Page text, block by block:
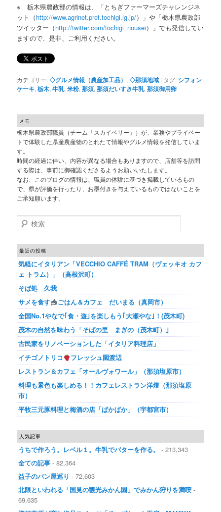
※ 栃木県農政部の情報は、「とちぎファーマーズチャレンジネ
ット（http://www.agrinet.pref.tochigi.lg.jp/）」や「栃木県農政部
ツイッター（http://twitter.com/tochigi_nousei）」でも発信してい
ますので、是非、ご利用ください。
カテゴリー:◇グルメ情報（農産加工品） ,◇那須地域 | タグ: シフォン
ケーキ,栃木,牛乳,米粉,那須,那須だいすき牛乳,那須御用卵
メモ
栃木県農政部職員（チーム「スカイベリー」）が、業務やプライベー
トで体験した県産農産物のとれたて情報やグルメ情報を発信していま
す。
時間の経過に伴い、内容が異なる場合もありますので、店舗等を訪問
する際は、事前に御確認くださるようお願いいたします。
なお、このブログの情報は、職員の体験に基づき掲載しているもの
で、県が評価を行ったり、お墨付きを与えているものではないことを
ご承知願います。
検索
最近の投稿
気軽にイタリアン「VECCHIO CAFFÉ TRAM（ヴェッキオ カフ
ェ トラム）」（高根沢町）
そば処 久我
サメを食す
ごはん＆カフェ だいまる（真岡市）
全国No.1やなで｢食・遊｣を楽しもう｢大瀬やな｣！(茂木町)
茂木の自然を味わう「そばの里 まぎの（茂木町）｣
古民家をリノベーションした「イタリア料理店」
イチゴノトリコ
フレッシュ園渡辺
レストラン＆カフェ「オールヴォワール」（那須塩原市）
料理も景色も楽しめる！！カフェレストラン洋燈（那須塩原
市）
平牧三元豚料理と梅酒の店「ぱかぱか」（宇都宮市）
人気記事
うちで作ろう。レベル１。牛乳でバターを作る。
- 213,343
全ての記事 - 82,364
益子のパン屋巡り - 72,603
北限といわれる「国見の観光みかん園」でみかん狩りを満喫 -
69,635